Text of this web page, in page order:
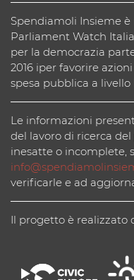
Spendiamoli Insieme è
Parliament Watch
per la democrazia
2016 iper favorire
spesa pubblica a livello
Le informazioni
del lavoro di ricerca
inesatte o incomplete,
verificarle e ad
Il progetto è realizzato